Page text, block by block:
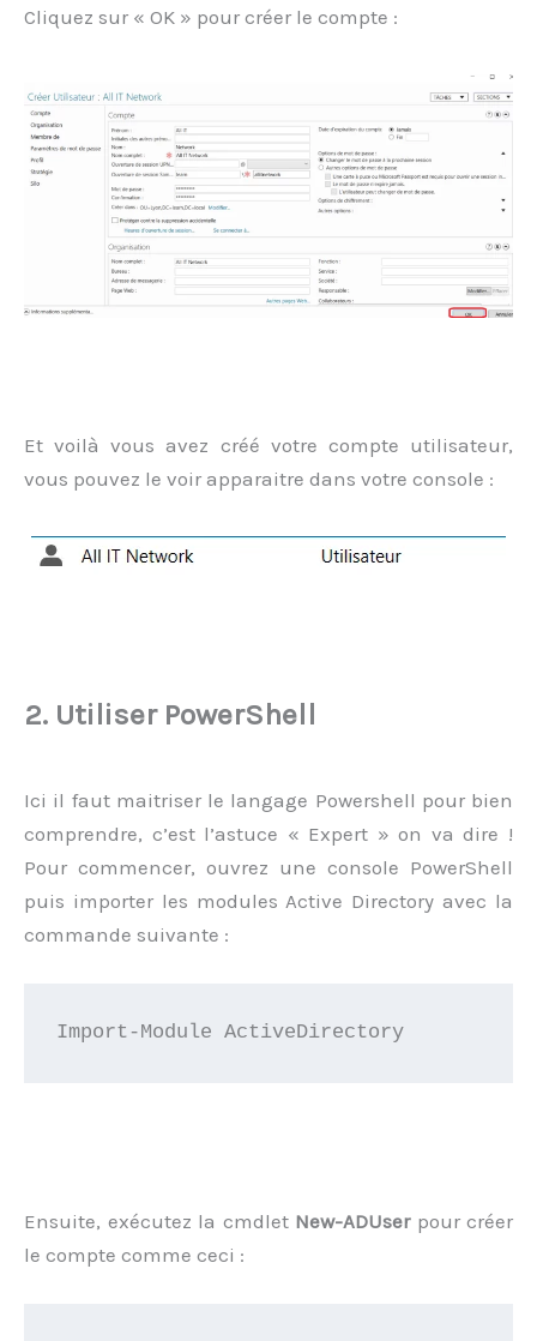
Cliquez sur « OK » pour créer le compte :
Et voilà vous avez créé votre compte utilisateur,
vous pouvez le voir apparaitre dans votre console :
2. Utiliser PowerShell
Ici il faut maitriser le langage Powershell pour bien
comprendre, c’est l’astuce « Expert » on va dire !
Pour commencer, ouvrez une console PowerShell
puis importer les modules Active Directory avec la
commande suivante :
Import-Module ActiveDirectory
Ensuite, exécutez la cmdlet New-ADUserpour créer
le compte comme ceci :